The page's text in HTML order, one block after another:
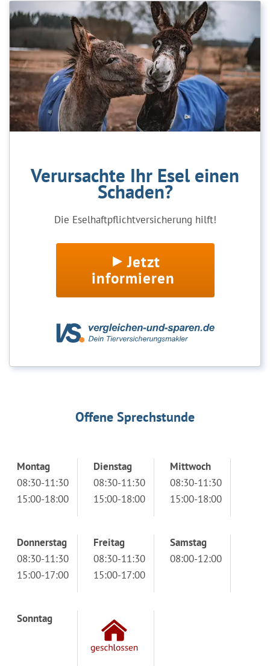
Verursachte Ihr Esel einen
Schaden?
Die Eselhaftpflichtversicherung hilft!
Jetzt
informieren
Offene Sprechstunde
Montag
08:30-11:30
15:00-18:00
Dienstag
08:30-11:30
15:00-18:00
Mittwoch
08:30-11:30
15:00-18:00
Donnerstag
08:30-11:30
15:00-17:00
Freitag
08:30-11:30
15:00-17:00
Samstag
08:00-12:00
Sonntag